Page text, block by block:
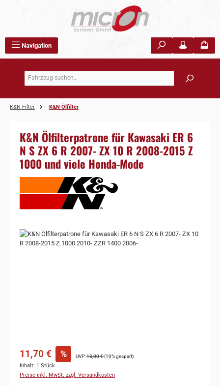
Navigation
K&N Filter K&N Ölfilter
K&N Ölfilterpatrone für Kawasaki ER 6
N S ZX 6 R 2007- ZX 10 R 2008-2015 Z
1000 und viele Honda-Mode
Bildergalerie überspringen
11,70 € % UVP:13,00 €(10% gespart)
Inhalt: 1 Stück
Preise inkl. MwSt. zzgl. Versandkosten